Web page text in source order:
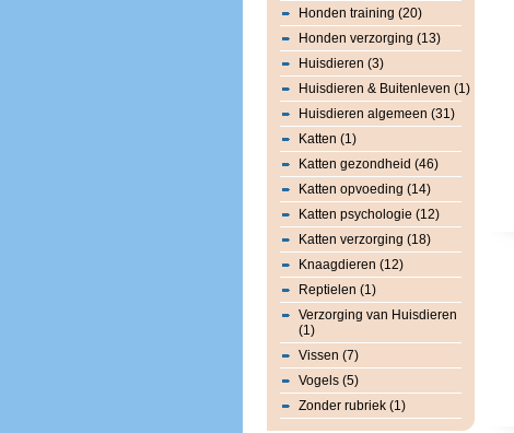
Honden training (20)
Honden verzorging (13)
Huisdieren (3)
Huisdieren & Buitenleven (1)
Huisdieren algemeen (31)
Katten (1)
Katten gezondheid (46)
Katten opvoeding (14)
Katten psychologie (12)
Katten verzorging (18)
Knaagdieren (12)
Reptielen (1)
Verzorging van Huisdieren
(1)
Vissen (7)
Vogels (5)
Zonder rubriek (1)